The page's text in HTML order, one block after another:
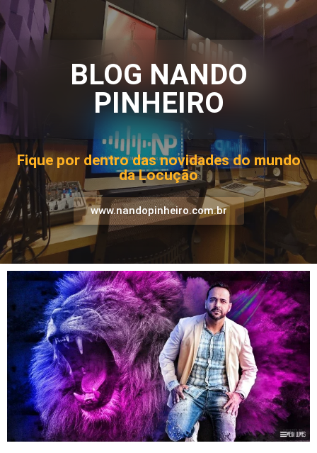
BLOG NANDO
PINHEIRO
Fique por dentro das novidades do mundo
da Locução
www.nandopinheiro.com.br